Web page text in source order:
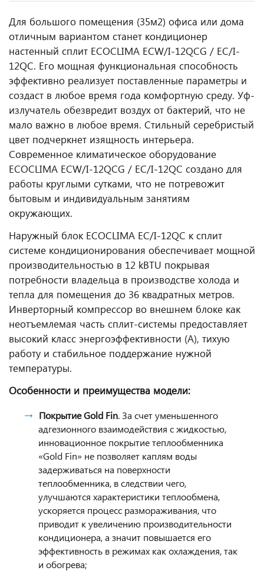
Для большого помещения (35м2) офиса или дома
отличным вариантом станет кондиционер
настенный сплит ECOCLIMA ECW/I-12QCG / EC/I-
12QC. Его мощная функциональная способность
эффективно реализует поставленные параметры и
создаст в любое время года комфортную среду. Уф-
излучатель обезвредит воздух от бактерий, что не
мало важно в любое время. Стильный серебристый
цвет подчеркнет изящность интерьера.
Современное климатическое оборудование
ECOCLIMA ECW/I-12QCG / EC/I-12QC создано для
работы круглыми сутками, что не потревожит
бытовым и индивидуальным занятиям
окружающих.
Наружный блок ECOCLIMA EC/I-12QC к сплит
системе кондиционирования обеспечивает мощной
производительностью в 12 kBTU покрывая
потребности владельца в производстве холода и
тепла для помещения до 36 квадратных метров.
Инверторный компрессор во внешнем блоке как
неотъемлемая часть сплит-системы предоставляет
высокий класс энергоэффективности (А), тихую
работу и стабильное поддержание нужной
температуры.
Особенности и преимущества модели:
Покрытие Gold Fin. За счет уменьшенного
адгезионного взаимодействия с жидкостью,
инновационное покрытие теплообменника
«Gold Fin» не позволяет каплям воды
задерживаться на поверхности
теплообменника, в следствии чего,
улучшаются характеристики теплообмена,
ускоряется процесс размораживания, что
приводит к увеличению производительности
кондиционера, а значит повышается его
эффективность в режимах как охлаждения, так
и обогрева;